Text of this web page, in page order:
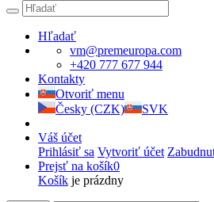
Hľadať
vm@premeuropa.com
+420 777 677 944
Kontakty
Otvoriť menu
Česky (CZK)
SVK
Váš účet
Prihlásiť sa Vytvoriť účet
Prejsť na košík0
Košík je prázdny